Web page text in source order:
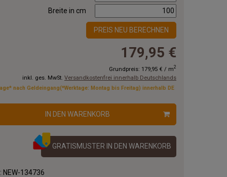
Breite in cm
PREIS NEU BERECHNEN
179,95 €
Grundpreis: 179,95 € / m2
inkl. ges. MwSt. Versandkostenfrei innerhalb Deutschlands
nach Geldeingang(*Werktage: Montag bis Freitag) innerhalb DE
IN DEN WARENKORB
GRATISMUSTER IN DEN WARENKORB
NEW-134736